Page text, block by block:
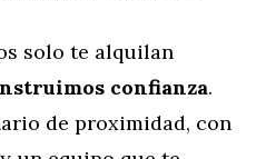
solo te alquilan
confianza.
de proximidad, con